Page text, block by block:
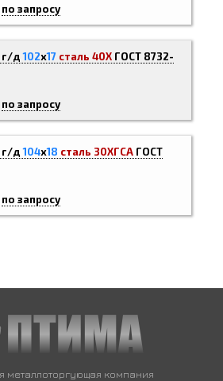
по запросу
г/д102х17 сталь 40Х ГОСТ 8732-
по запросу
г/д104х18 сталь 30ХГСА ГОСТ
по запросу
металлоторгующая компания